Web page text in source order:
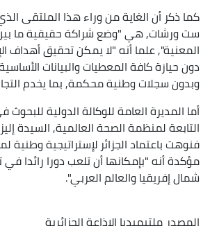
كما ذكر أن الغاية من وراء هذا الملتقى
ست ورشات, هي "وضع شراكة حقيقية ما بين
المعنية", علما أنه "لا يمكن تحقيق أهداف
دون حيازة كافة المعطيات والبيانات
وبدون سجلات وطنية محكمة, بما يخدم
أما المديرة العامة للوكالة الدولية للبحوث
التابعة لمنظمة الصحة العالمية, السيدة
فنوهت باعتماد الجزائر لإستراتيجية وطنية
مؤكدة أنه "بإمكانها أن تلعب دورا رائدا في
شمال إفريقيا والعالم العربي".
المصدرملتيميديا الإذاعة الجزائرية